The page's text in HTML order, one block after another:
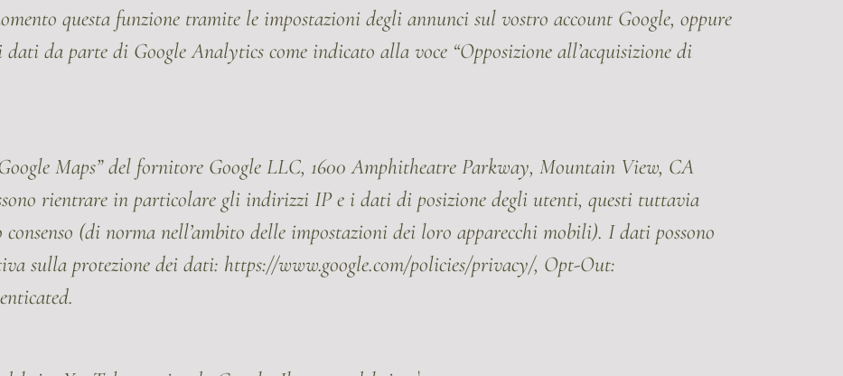
questa funzione tramite le impostazioni degli annunci sul vostro account Google, oppure
dati da parte di Google Analytics come indicato alla voce “Opposizione all’acquisizione di
Maps” del fornitore Google LLC, 1600 Amphitheatre Parkway, Mountain View, CA
rientrare in particolare gli indirizzi IP e i dati di posizione degli utenti, questi tuttavia
(di norma nell’ambito delle impostazioni dei loro apparecchi mobili). I dati possono
sulla protezione dei dati: https://www.google.com/policies/privacy/, Opt-Out: